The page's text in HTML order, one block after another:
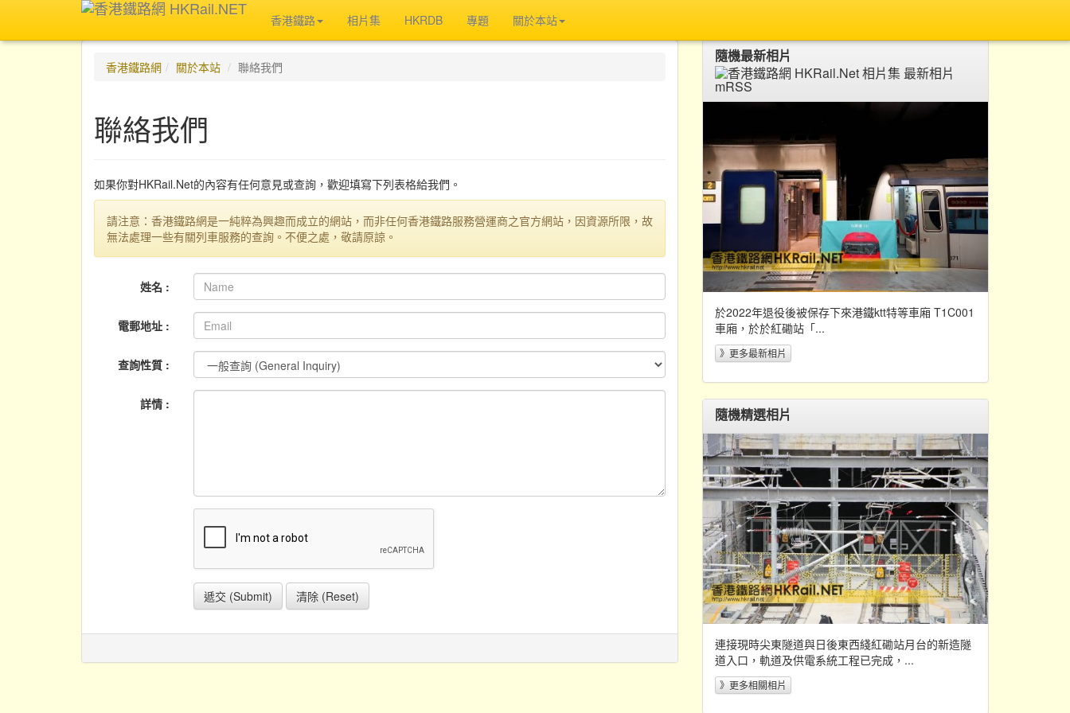
香港鐵路 相片集 HKRDB 專題 關於本站
香港鐵路網 關於本站 聯絡我們
聯絡我們
如果你對HKRail.Net的內容有任何意見或查詢，歡迎填寫下列表格給我們。
請注意：香港鐵路網是一純粹為興趣而成立的網站，而非任何香港鐵路服務營運商之官方網站，因資源所限，故
無法處理一些有關列車服務的查詢。不便之處，敬請原諒。
姓名 :
電郵地址 :
查詢性質 :
詳情 :
隨機最新相片
於2022年退役後被保存下來港鐵ktt特等車廂 T1C001
車廂，於於紅磡站「...
》更多最新相片
隨機精選相片
連接現時尖東隧道與日後東西綫紅磡站月台的新造隧
道入口，軌道及供電系統工程已完成，...
》更多相關相片